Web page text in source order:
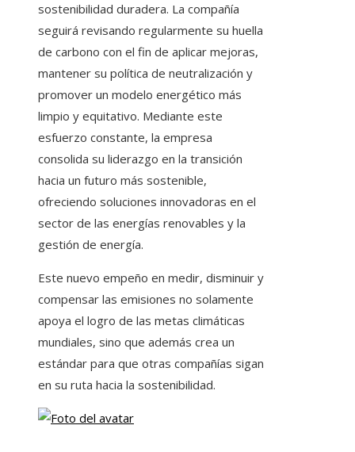
sostenibilidad duradera. La compañía
seguirá revisando regularmente su huella
de carbono con el fin de aplicar mejoras,
mantener su política de neutralización y
promover un modelo energético más
limpio y equitativo. Mediante este
esfuerzo constante, la empresa
consolida su liderazgo en la transición
hacia un futuro más sostenible,
ofreciendo soluciones innovadoras en el
sector de las energías renovables y la
gestión de energía.
Este nuevo empeño en medir, disminuir y
compensar las emisiones no solamente
apoya el logro de las metas climáticas
mundiales, sino que además crea un
estándar para que otras compañías sigan
en su ruta hacia la sostenibilidad.